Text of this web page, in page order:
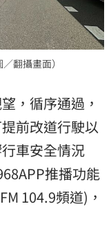
翻攝畫面）
，循序通過，
前改道行駛以
車安全情況
推播功能
104.9頻道)，